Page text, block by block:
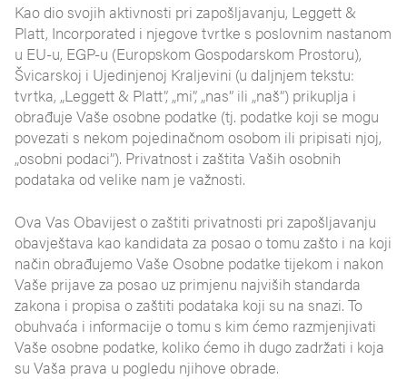
Kao dio svojih aktivnosti pri zapošljavanju, Leggett &
Platt, Incorporated i njegove tvrtke s poslovnim nastanom
u EU-u, EGP-u (Europskom Gospodarskom Prostoru),
Švicarskoj i Ujedinjenoj Kraljevini (u daljnjem tekstu:
tvrtka, „Leggett & Platt”, „mi”, „nas” ili „naš”) prikuplja i
obrađuje Vaše osobne podatke (tj. podatke koji se mogu
povezati s nekom pojedinačnom osobom ili pripisati njoj,
„osobni podaci”). Privatnost i zaštita Vaših osobnih
podataka od velike nam je važnosti.
Ova Vas Obavijest o zaštiti privatnosti pri zapošljavanju
obavještava kao kandidata za posao o tomu zašto i na koji
način obrađujemo Vaše Osobne podatke tijekom i nakon
Vaše prijave za posao uz primjenu najviših standarda
zakona i propisa o zaštiti podataka koji su na snazi. To
obuhvaća i informacije o tomu s kim ćemo razmjenjivati
Vaše osobne podatke, koliko ćemo ih dugo zadržati i koja
su Vaša prava u pogledu njihove obrade.